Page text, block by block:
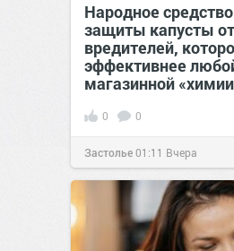
Народное
защиты капусты от
вредителей,
эффективнее
магазинной
0 0
Застолье01:11 Вчера